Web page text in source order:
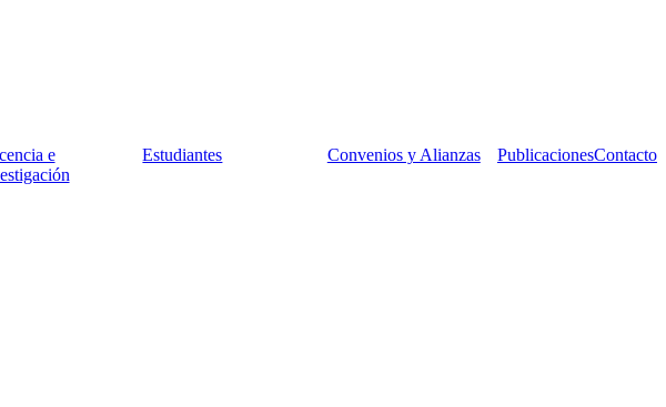
e
Estudiantes Convenios y Alianzas PublicacionesContacto